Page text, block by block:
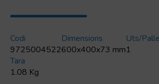
Codi
9725004522
Dimensions
600x400x73 mm
Uts/
1
Tara
1.08 Kg